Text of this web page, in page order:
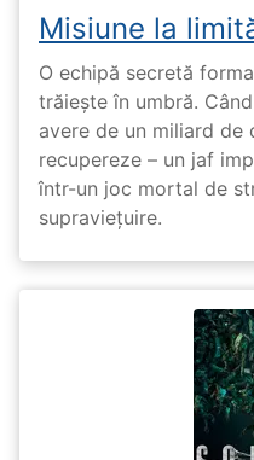
Misiune la
O echipă secretă
trăiește în umbră.
avere de un miliard de
recupereze – un jaf
într-un joc mortal de
supraviețuire.